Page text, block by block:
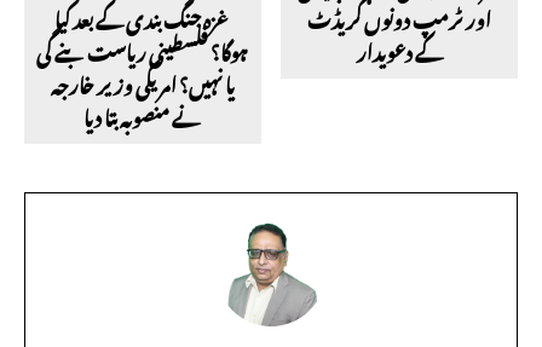
غزہ جنگ بندی کے بعد کیا
ہوگا؟ فلسطینی ریاست بنے گی
یا نہیں؟ امریکی وزیر خارجہ
نے منصوبہ بتا دیا
اور ٹرمپ دونوں کریڈٹ
کے دعویدار